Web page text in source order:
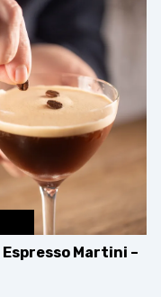
Martini –